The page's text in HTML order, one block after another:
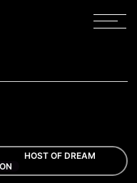
HOST OF DREAM